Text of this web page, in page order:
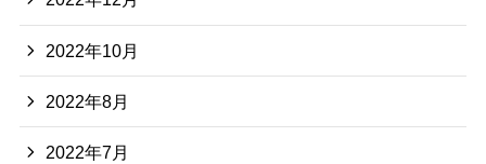
2022年10月
2022年8月
2022年7月